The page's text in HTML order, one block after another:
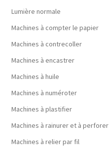
Lumière normale
Machines à compter le papier
Machines à contrecoller
Machines à encastrer
Machines à huile
Machines à numéroter
Machines à plastifier
Machines à rainurer et à perforer
Machines à relier par fil